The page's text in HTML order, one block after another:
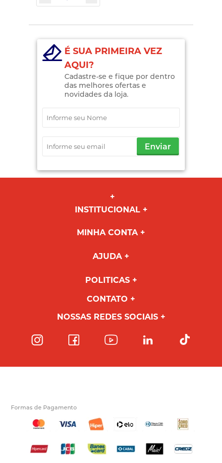
É SUA PRIMEIRA VEZ
AQUI?
Cadastre-se e fique por dentro
das melhores ofertas e
novidades da loja.
Enviar
INSTITUCIONAL
MINHA CONTA
AJUDA
POLITICAS
CONTATO
NOSSAS REDES SOCIAIS
Formas de Pagamento